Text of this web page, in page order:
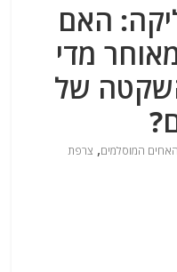
האם
מדי
של
האחים המוסלמים, צרפת